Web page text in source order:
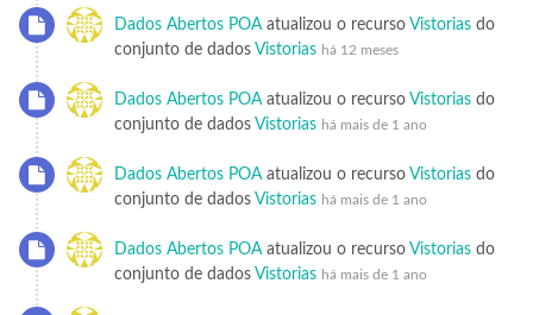
Dados Abertos POAatualizou o recurso Vistorias do
conjunto de dados Vistorias há 12 meses
Dados Abertos POAatualizou o recurso Vistorias do
conjunto de dados Vistorias há mais de 1 ano
Dados Abertos POAatualizou o recurso Vistorias do
conjunto de dados Vistorias há mais de 1 ano
Dados Abertos POAatualizou o recurso Vistorias do
conjunto de dados Vistorias há mais de 1 ano